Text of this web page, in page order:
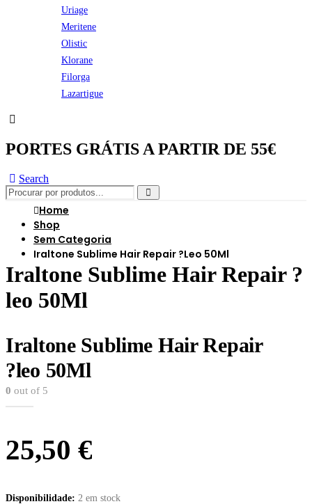
Uriage
Meritene
Olistic
Klorane
Filorga
Lazartigue
PORTES GRÁTIS A PARTIR DE 55€
Search
Home
Shop
Sem Categoria
Iraltone Sublime Hair Repair ?leo 50Ml
Iraltone Sublime Hair Repair ?
leo 50Ml
Iraltone Sublime Hair Repair
?leo 50Ml
0 out of 5
25,50 €
Disponibilidade: 2 em stock